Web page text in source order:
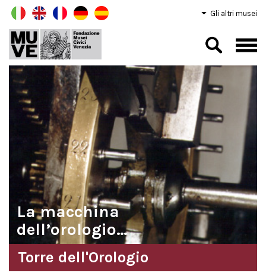
Gli altri musei
La macchina
dell’orologio…
Torre dell'Orologio